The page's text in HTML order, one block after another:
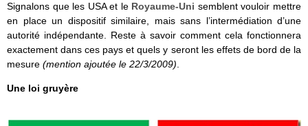
Signalons que les USA et le Royaume-Uni semblent vouloir mettre
en place un dispositif similaire, mais sans l’intermédiation d’une
autorité indépendante. Reste à savoir comment cela fonctionnera
exactement dans ces pays et quels y seront les effets de bord de la
mesure (mention ajoutée le 22/3/2009).
Une loi gruyère